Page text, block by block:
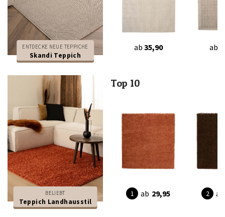
ENTDECKE NEUE TEPPICHE
Skandi Teppich
ab 35,90 ab
BELIEBT
Teppich Landhausstil
Top 10
ab 29,95 ab